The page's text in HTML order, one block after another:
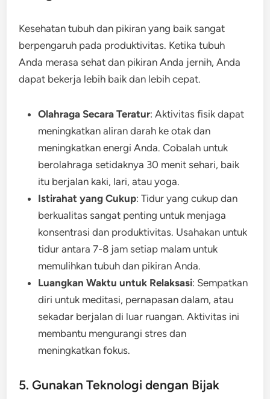
Kesehatan tubuh dan pikiran yang baik sangat
berpengaruh pada produktivitas. Ketika tubuh
Anda merasa sehat dan pikiran Anda jernih, Anda
dapat bekerja lebih baik dan lebih cepat.
Olahraga Secara Teratur: Aktivitas fisik dapat
meningkatkan aliran darah ke otak dan
meningkatkan energi Anda. Cobalah untuk
berolahraga setidaknya 30 menit sehari, baik
itu berjalan kaki, lari, atau yoga.
Istirahat yang Cukup: Tidur yang cukup dan
berkualitas sangat penting untuk menjaga
konsentrasi dan produktivitas. Usahakan untuk
tidur antara 7-8 jam setiap malam untuk
memulihkan tubuh dan pikiran Anda.
Luangkan Waktu untuk Relaksasi: Sempatkan
diri untuk meditasi, pernapasan dalam, atau
sekadar berjalan di luar ruangan. Aktivitas ini
membantu mengurangi stres dan
meningkatkan fokus.
5. Gunakan Teknologi dengan Bijak